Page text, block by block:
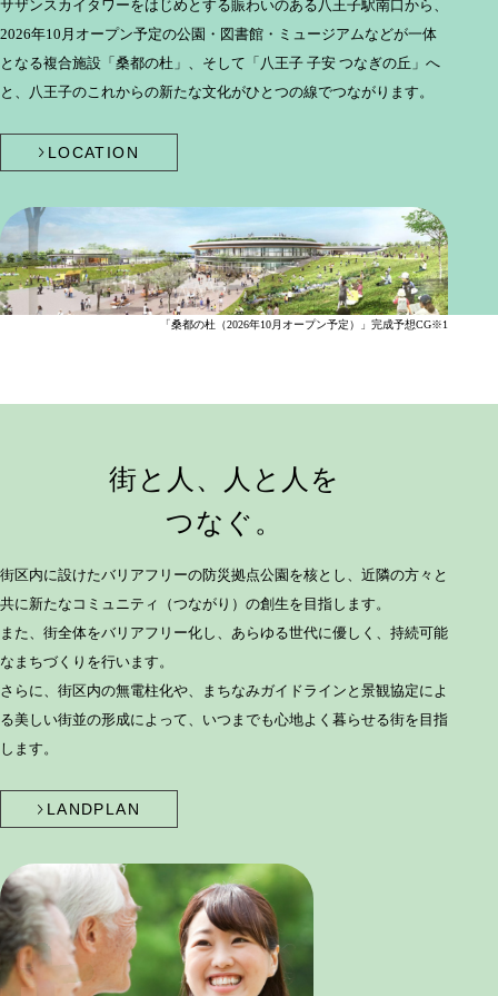
サザンスカイタワーをはじめとする賑わいのある八王子駅南口から、
2026年10月オープン予定の公園・図書館・ミュージアムなどが一体
となる複合施設「桑都の杜」、 そして「八王子 子安 つなぎの丘」へ
と、八王子のこれからの新たな文化がひとつの線でつながります。
LOCATION
「桑都の杜（2026年10月オープン予定）」完成予想CG※1
街と人、人と人を
つなぐ。
街区内に設けたバリアフリーの防災拠点公園を核とし、 近隣の方々と
共に新たなコミュニティ（つながり）の創生を目指します。
また、街全体をバリアフリー化し、 あらゆる世代に優しく、持続可能
なまちづくりを行います。
さらに、街区内の無電柱化や、まちなみガイドラインと景観協定によ
る美しい街並の形成によって、いつまでも心地よく暮らせる街を目指
します。
LANDPLAN